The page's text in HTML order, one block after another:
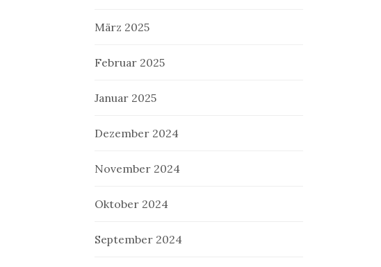
März 2025
Februar 2025
Januar 2025
Dezember 2024
November 2024
Oktober 2024
September 2024